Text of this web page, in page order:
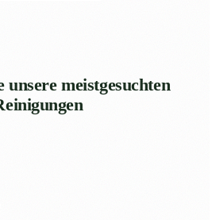
unsere meistgesuchten